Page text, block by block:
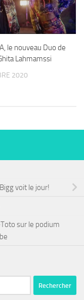
le nouveau Duo de
Lahmamssi
2020
voit le jour!
sur le podium